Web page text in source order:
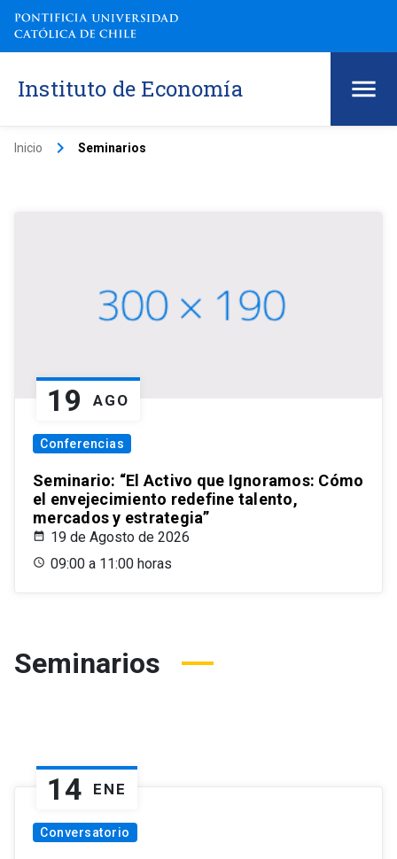
Instituto de Economía
Inicio keyboard_arrow_right Seminarios
19 AGO
Conferencias
Seminario: “El Activo que Ignoramos: Cómo
el envejecimiento redefine talento,
mercados y estrategia”
19 de Agosto de 2026
09:00 a 11:00 horas
Seminarios
14 ENE
Conversatorio